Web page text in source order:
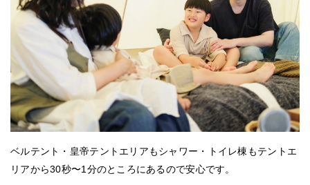
ベルテント・皇帝テントエリアもシャワー・トイレ棟もテントエ
リアから30秒〜1分のところにあるので安心です。